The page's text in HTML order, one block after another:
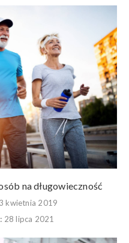
na długowieczność
kwietnia 2019
28 lipca 2021